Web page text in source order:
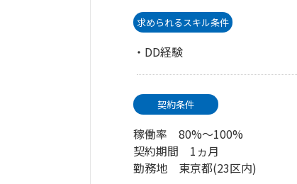
求められるスキル条件
・DD経験
契約条件
稼働率 80%～100%
契約期間 1ヵ月
勤務地 東京都(23区内)